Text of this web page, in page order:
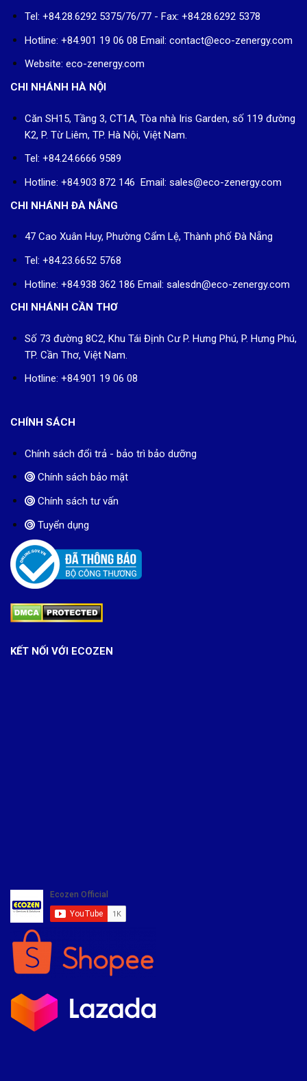
Tel: +84.28.6292 5375/76/77 - Fax: +84.28.6292 5378
Hotline: +84.901 19 06 08 Email: contact@eco-zenergy.com
Website: eco-zenergy.com
CHI NHÁNH HÀ NỘI
Căn SH15, Tầng 3, CT1A, Tòa nhà Iris Garden, số 119 đường
K2, P. Từ Liêm, TP. Hà Nội, Việt Nam.
Tel: +84.24.6666 9589
Hotline: +84.903 872 146 Email: sales@eco-zenergy.com
CHI NHÁNH ĐÀ NẴNG
47 Cao Xuân Huy, Phường Cẩm Lệ, Thành phố Đà Nẵng
Tel: +84.23.6652 5768
Hotline: +84.938 362 186 Email: salesdn@eco-zenergy.com
CHI NHÁNH CẦN THƠ
Số 73 đường 8C2, Khu Tái Định Cư P. Hưng Phú, P. Hưng Phú,
TP. Cần Thơ, Việt Nam.
Hotline: +84.901 19 06 08
CHÍNH SÁCH
Chính sách đổi trả - bảo trì bảo dưỡng
Chính sách bảo mật
Chính sách tư vấn
Tuyển dụng
KẾT NỐI VỚI ECOZEN